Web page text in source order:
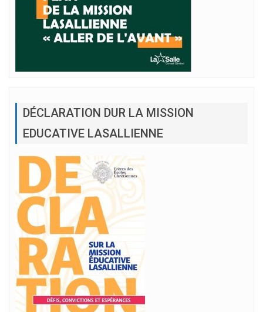
DÉCLARATION DUR LA MISSION
EDUCATIVE LASALLIENNE